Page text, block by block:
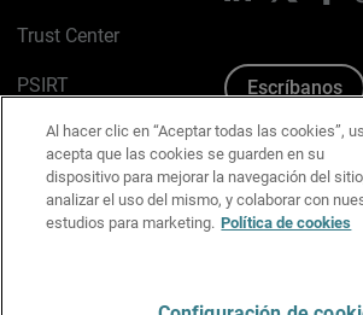
Trust Center
PSIRT
Política de cookies
Política de privacidad
Kit de medios y marca
Escríbanos
Al hacer clic en “Aceptar todas las cookies”,
acepta que las cookies se guarden en su
dispositivo para mejorar la navegación del
analizar el uso del mismo, y colaborar con
estudios para marketing. Política de cookies